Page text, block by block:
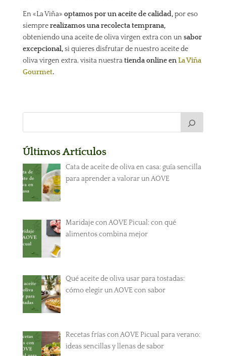
En «La Viña» optamos por un aceite de calidad,por eso
siemprerealizamos una recolecta temprana,
obteniendo una aceite de oliva virgen extra con un sabor
excepcional,si quieres disfrutar de nuestro aceite de
oliva virgen extra, visita nuestratienda online enLa Viña
Gourmet.
Últimos Artículos
Cata de aceite de oliva en casa: guía sencilla
para aprender a valorar un AOVE
Maridaje con AOVE Picual: con qué
alimentos combina mejor
Qué aceite de oliva usar para tostadas:
cómo elegir un AOVE con sabor
Recetas frías con AOVE Picual para verano:
ideas sencillas y llenas de sabor